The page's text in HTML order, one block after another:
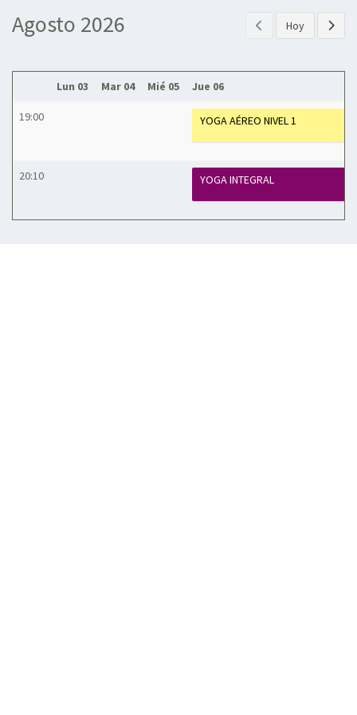
Agosto 2026 Hoy
Lun 03 Mar 04 Mié 05 Jue 06
19:00 YOGA AÉREO NIVEL 1
20:10 YOGA INTEGRAL